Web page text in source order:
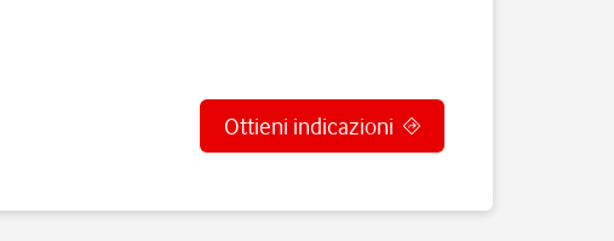
Ottieni indicazioni